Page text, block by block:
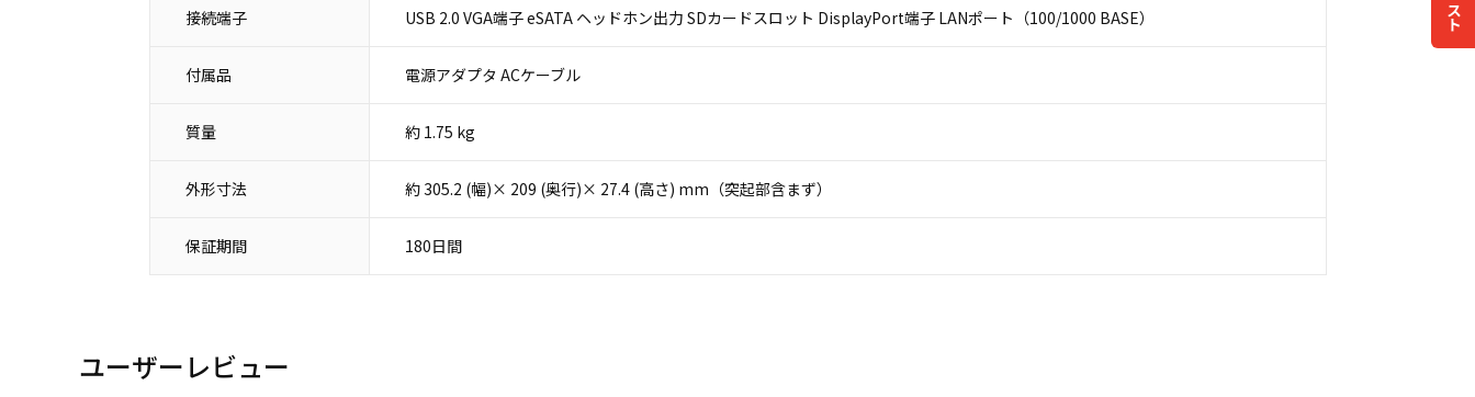
接続端子 USB 2.0 VGA端子 eSATA ヘッドホン出力 SDカードスロット DisplayPort端子 LANポート（100/1000 BASE）
付属品 電源アダプタ ACケーブル
質量 約 1.75 kg
外形寸法 約 305.2 (幅)× 209 (奥行)× 27.4 (高さ) mm（突起部含まず）
保証期間 180日間
ユーザーレビュー